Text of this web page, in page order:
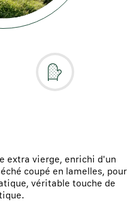
extra vierge, enrichi d'un
coupé en lamelles, pour
véritable touche de